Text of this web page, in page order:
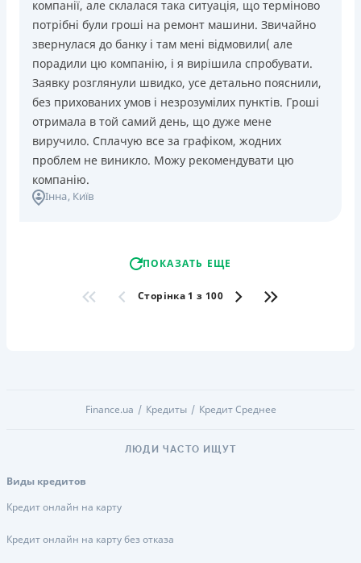
компанії, але склалася така ситуація, що терміново
потрібні були гроші на ремонт машини. Звичайно
звернулася до банку і там мені відмовили( але
порадили цю компанію, і я вирішила спробувати.
Заявку розглянули швидко, усе детально пояснили,
без прихованих умов і незрозумілих пунктів. Гроші
отримала в той самий день, що дуже мене
виручило. Сплачую все за графіком, жодних
проблем не виникло. Можу рекомендувати цю
компанію.
Інна, Київ
ПОКАЗАТЬ ЕЩЕ
Сторінка 1 з 100
Finance.ua Кредиты Кредит Среднее
ЛЮДИ ЧАСТО ИЩУТ
Виды кредитов
Кредит онлайн на карту
Кредит онлайн на карту без отказа